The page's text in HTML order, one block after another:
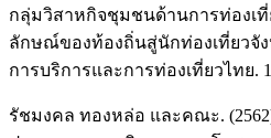
กลุ่มวิสาหกิจชุมชนด้านการท่องเ
ลักษณ์ของท้องถิ่นสู่นักท่องเที่ยวจั
การบริการและการท่องเที่ยวไทย.
รัชมงคล ทองหล่อ และคณะ.